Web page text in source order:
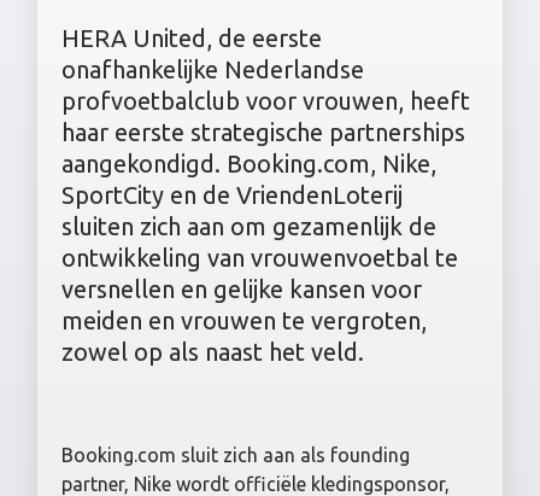
HERA United, de eerste
onafhankelijke Nederlandse
profvoetbalclub voor vrouwen, heeft
haar eerste strategische partnerships
aangekondigd. Booking.com, Nike,
SportCity en de VriendenLoterij
sluiten zich aan om gezamenlijk de
ontwikkeling van vrouwenvoetbal te
versnellen en gelijke kansen voor
meiden en vrouwen te vergroten,
zowel op als naast het veld.
Booking.com sluit zich aan als founding
partner, Nike wordt officiële kledingsponsor,